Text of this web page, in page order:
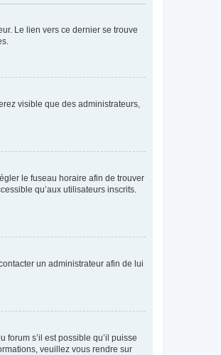
Le lien vers ce dernier se trouve
visible que des administrateurs,
le fuseau horaire afin de trouver
qu’aux utilisateurs inscrits.
un administrateur afin de lui
s’il est possible qu’il puisse
veuillez vous rendre sur